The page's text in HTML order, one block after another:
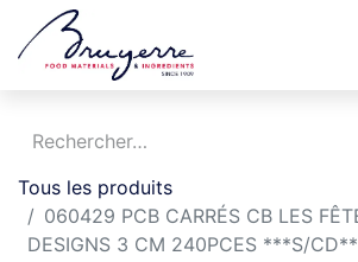
Tous les produits
060429 PCB CARRÉS CB LES
DESIGNS 3 CM 240PCES ***S/